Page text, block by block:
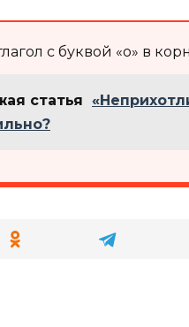
с буквой «о» в
статья